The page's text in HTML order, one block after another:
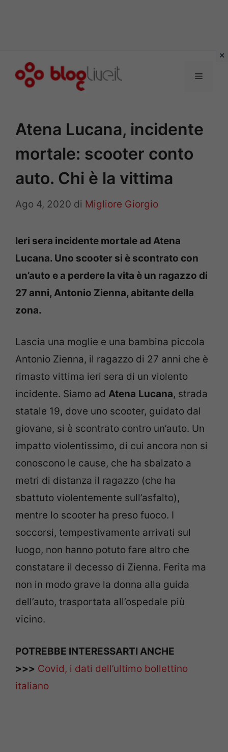
Menu
Atena Lucana, incidente
mortale: scooter conto
auto. Chi è la vittima
Ago 4, 2020 di Migliore Giorgio
Ieri sera incidente mortale ad Atena
Lucana. Uno scooter si è scontrato con
un’auto e a perdere la vita è un ragazzo di
27 anni, Antonio Zienna, abitante della
zona.
Lascia una moglie e una bambina piccola
Antonio Zienna, il ragazzo di 27 anni che è
rimasto vittima ieri sera di un violento
incidente. Siamo ad Atena Lucana, strada
statale 19, dove uno scooter, guidato dal
giovane, si è scontrato contro un’auto. Un
impatto violentissimo, di cui ancora non si
conoscono le cause, che ha sbalzato a
metri di distanza il ragazzo (che ha
sbattuto violentemente sull’asfalto),
mentre lo scooter ha preso fuoco. I
soccorsi, tempestivamente arrivati sul
luogo, non hanno potuto fare altro che
constatare il decesso di Zienna. Ferita ma
non in modo grave la donna alla guida
dell’auto, trasportata all’ospedale più
vicino.
POTREBBE INTERESSARTI ANCHE
>>> Covid, i dati dell’ultimo bollettino
italiano